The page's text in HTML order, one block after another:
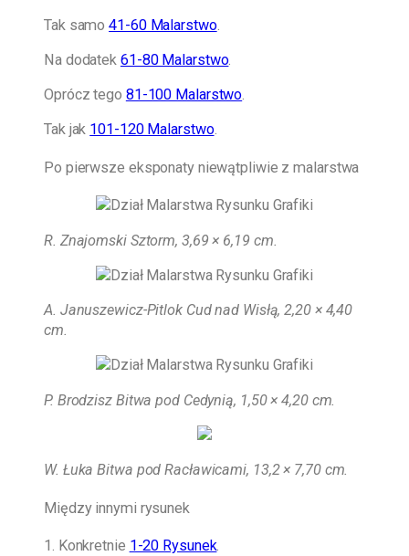
Tak samo41-60 Malarstwo.
Na dodatek 61-80 Malarstwo.
Oprócz tego 81-100 Malarstwo.
Tak jak 101-120 Malarstwo.
Po pierwsze eksponaty niewątpliwie z malarstwa
R. Znajomski Sztorm, 3,69 × 6,19 cm
A. Januszewicz-Pitlok Cud nad Wisłą, 2,20 × 4,40
cm.
P. Brodzisz Bitwa pod Cedynią, 1,50 × 4,20 cm.
W. Łuka Bitwa pod Racławicami, 13,2 × 7,70 cm.
Między innymi rysunek
1. Konkretnie 1-20 Rysunek.